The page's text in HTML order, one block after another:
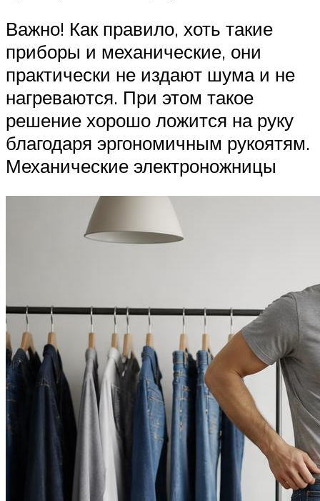
Важно! Как правило, хоть такие
приборы и механические, они
практически не издают шума и не
нагреваются. При этом такое
решение хорошо ложится на руку
благодаря эргономичным рукоятям.
Механические электроножницы